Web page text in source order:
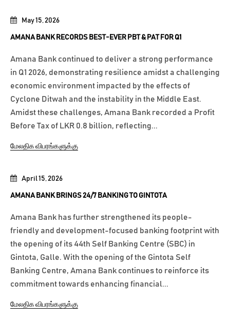
April 15, 2026
AMANA BANK BRINGS 24/7 BANKING TO GINTOTA
Amana Bank has further strengthened its people-
friendly and development-focused banking footprint with
the opening of its 44th Self Banking Centre (SBC) in
Gintota, Galle. With the opening of the Gintota Self
Banking Centre, Amana Bank continues to reinforce its
commitment towards enhancing financial...
மேலதிக விபரங்களுக்கு
May 15, 2026
AMANA BANK RECORDS BEST-EVER PBT & PAT FOR Q1
Amana Bank continued to deliver a strong performance
in Q1 2026, demonstrating resilience amidst a challenging
economic environment impacted by the effects of
Cyclone Ditwah and the instability in the Middle East.
Amidst these challenges, Amana Bank recorded a Profit
Before Tax of LKR 0.8 billion, reflecting...
மேலதிக விபரங்களுக்கு